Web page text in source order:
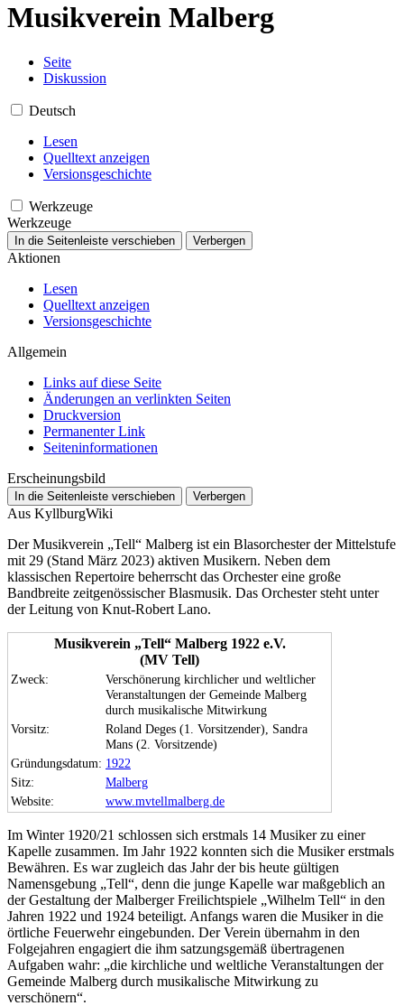
Musikverein Malberg
Seite
Diskussion
Deutsch
Lesen
Quelltext anzeigen
Versionsgeschichte
Werkzeuge
Werkzeuge
In die Seitenleiste verschieben Verbergen
Aktionen
Lesen
Quelltext anzeigen
Versionsgeschichte
Allgemein
Links auf diese Seite
Änderungen an verlinkten Seiten
Druckversion
Permanenter Link
Seiten­­informationen
Erscheinungsbild
In die Seitenleiste verschieben Verbergen
Aus KyllburgWiki
Der Musikverein „Tell“ Malberg ist ein Blasorchester der Mittelstufe
mit 29 (Stand März 2023) aktiven Musikern. Neben dem
klassischen Repertoire beherrscht das Orchester eine große
Bandbreite zeitgenössischer Blasmusik. Das Orchester steht unter
der Leitung von Knut-Robert Lano.
Musikverein „Tell“ Malberg 1922 e.V.
(MV Tell)
Zweck:
Verschönerung kirchlicher und weltlicher
Veranstaltungen der Gemeinde Malberg
durch musikalische Mitwirkung
Vorsitz:
Roland Deges (1. Vorsitzender), Sandra
Mans (2. Vorsitzende)
Gründungsdatum: 1922
Sitz:
Malberg
Website:
www.mvtellmalberg.de
Im Winter 1920/21 schlossen sich erstmals 14 Musiker zu einer
Kapelle zusammen. Im Jahr 1922 konnten sich die Musiker erstmals
Bewähren. Es war zugleich das Jahr der bis heute gültigen
Namensgebung „Tell“, denn die junge Kapelle war maßgeblich an
der Gestaltung der Malberger Freilichtspiele „Wilhelm Tell“ in den
Jahren 1922 und 1924 beteiligt. Anfangs waren die Musiker in die
örtliche Feuerwehr eingebunden. Der Verein übernahm in den
Folgejahren engagiert die ihm satzungsgemäß übertragenen
Aufgaben wahr: „die kirchliche und weltliche Veranstaltungen der
Gemeinde Malberg durch musikalische Mitwirkung zu
verschönern“.